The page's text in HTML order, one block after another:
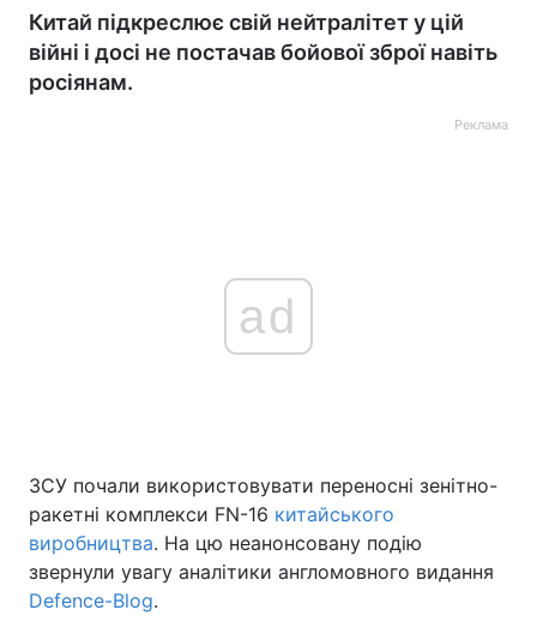
Україна Політика
Економіка Світ
Китай підкреслює свій нейтралітет у цій
війні і досі не постачав бойової зброї навіть
росіянам.
Реклама
ad
ЗСУ почали використовувати переносні зенітно-
ракетні комплекси FN-16 китайського
виробництва. На цю неанонсовану подію
звернули увагу аналітики англомовного видання
Defence-Blog.